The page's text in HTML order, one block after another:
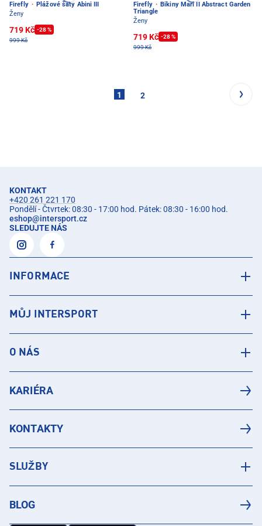
Firefly · Plážové šaty Abini III
Ženy
719 Kč -28 %
999 Kč
Firefly · Bikiny Mari II Abstract Garden
Triangle
Ženy
719 Kč -28 %
999 Kč
1 2
KONTAKT
+420 261 221 170
Pondělí - Čtvrtek: 08:30 - 17:00 hod. Pátek: 08:30 - 16:00 hod.
eshop@intersport.cz
SLEDUJTE NÁS
INFORMACE
MŮJ INTERSPORT
O NÁS
KARIÉRA
KONTAKTY
SLUŽBY
BLOG